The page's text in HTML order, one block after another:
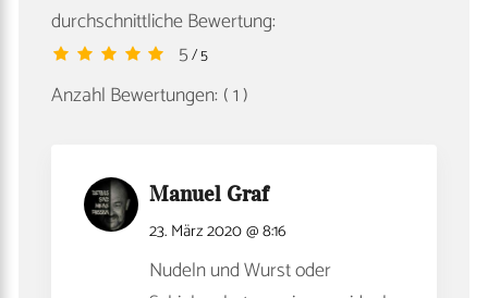
durchschnittliche Bewertung:
5/ 5
Anzahl Bewertungen: ( 1 )
Manuel Graf
23. März 2020 @ 8:16
Nudeln und Wurst oder